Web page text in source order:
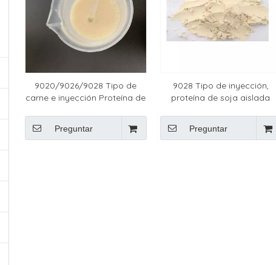
9020/9026/9028 Tipo de
carne e inyección Proteína de
Preguntar
9028 Tipo de inyección,
proteína de soja aislada
Preguntar